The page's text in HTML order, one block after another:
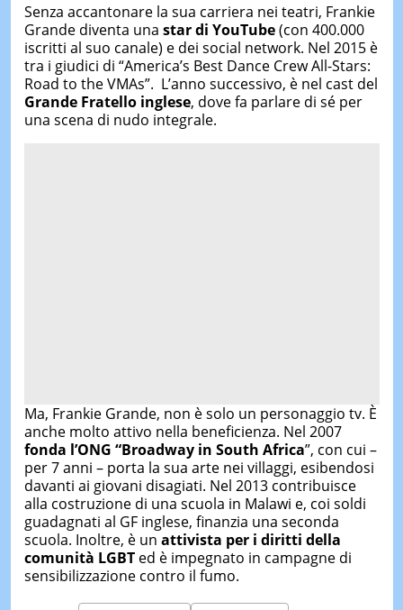
Senza accantonare la sua carriera nei teatri, Frankie
Grande diventa una star di YouTube(con 400.000
iscritti al suo canale) e dei social network. Nel 2015 è
tra i giudici di “America’s Best Dance Crew All-Stars:
Road to the VMAs”. L’anno successivo, è nel cast del
Grande Fratello inglese, dove fa parlare di sé per
una scena di nudo integrale.
Ma, Frankie Grande, non è solo un personaggio tv. È
anche molto attivo nella beneficienza. Nel 2007
fonda l’ONG “Broadway in South Africa”, con cui –
per 7 anni – porta la sua arte nei villaggi, esibendosi
davanti ai giovani disagiati. Nel 2013 contribuisce
alla costruzione di una scuola in Malawi e, coi soldi
guadagnati al GF inglese, finanzia una seconda
scuola. Inoltre, è un attivista per i diritti della
comunità LGBTed è impegnato in campagne di
sensibilizzazione contro il fumo.